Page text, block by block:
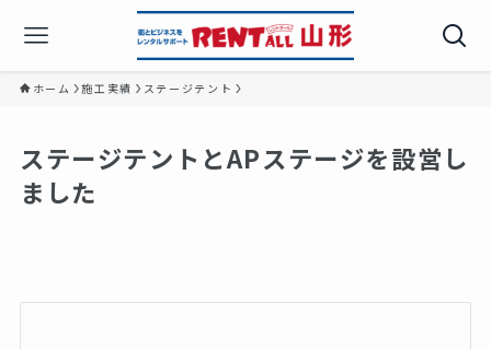
ホーム 施工実績 ステージテント
ステージテントとAPステージを設営し
ました️